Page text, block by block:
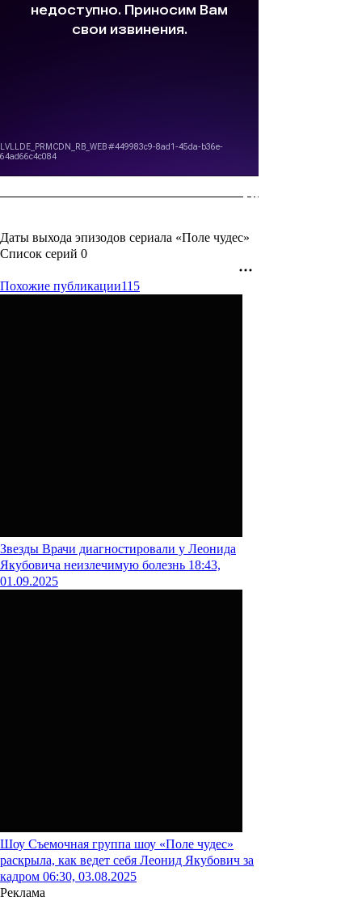
Даты выхода эпизодов сериала «Поле чудес»
Список серий 0
Похожие публикации115
Звезды Врачи диагностировали у Леонида
Якубовича неизлечимую болезнь 18:43,
01.09.2025
Шоу Съемочная группа шоу «Поле чудес»
раскрыла, как ведет себя Леонид Якубович за
кадром 06:30, 03.08.2025
Реклама